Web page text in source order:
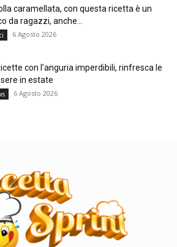
caramellata, con questa ricetta è un
da ragazzi, anche...
6 Agosto 2026
con l’anguria imperdibili, rinfresca le
in estate
6 Agosto 2026